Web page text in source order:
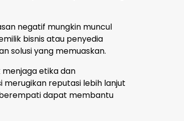
negatif mungkin muncul
bisnis atau penyedia
solusi yang memuaskan.
etika dan
reputasi lebih lanjut
dapat membantu